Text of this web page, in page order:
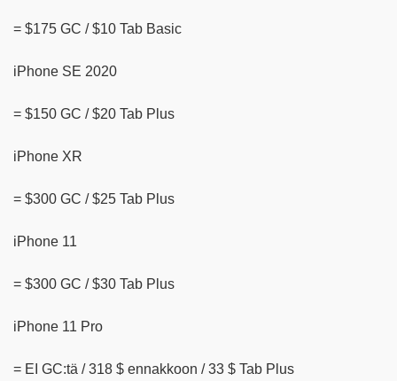
= $175 GC / $10 Tab Basic
iPhone SE 2020
= $150 GC / $20 Tab Plus
iPhone XR
= $300 GC / $25 Tab Plus
iPhone 11
= $300 GC / $30 Tab Plus
iPhone 11 Pro
= EI GC:tä / 318 $ ennakkoon / 33 $ Tab Plus